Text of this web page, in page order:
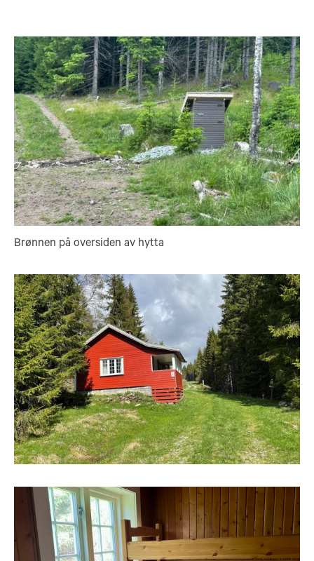
Brønnen på oversiden av hytta